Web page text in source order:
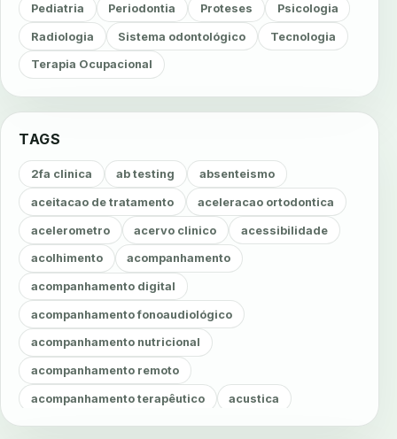
Pediatria Periodontia Proteses Psicologia
Radiologia Sistema odontológico Tecnologia
Terapia Ocupacional
TAGS
2fa clinica ab testing absenteismo
aceitacao de tratamento aceleracao ortodontica
acelerometro acervo clinico acessibilidade
acolhimento acompanhamento
acompanhamento digital
acompanhamento fonoaudiológico
acompanhamento nutricional
acompanhamento remoto
acompanhamento terapêutico acustica
acustica clinica adesao adesao ao tratamento